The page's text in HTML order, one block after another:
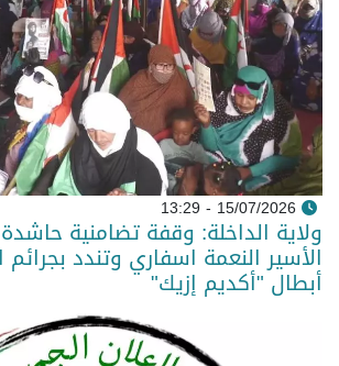
15/07/2026 - 13:29
ولاية الداخلة: وقفة تضامنية
الأسير النعمة اسفاري وتندد بجرائم
أبطال "أكديم إزيك"